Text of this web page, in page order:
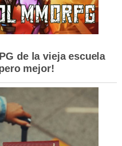
de la vieja escuela
mejor!